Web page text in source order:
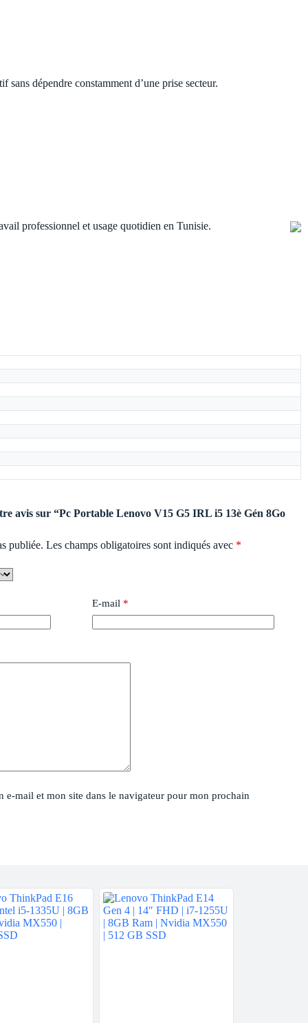
dépendre constamment d’une prise secteur.
professionnel et usage quotidien en Tunisie.
avis sur “Pc Portable Lenovo V15 G5 IRL i5 13è Gén 8Go
publiée. Les champs obligatoires sont indiqués avec *
E-mail*
e-mail et mon site dans le navigateur pour mon prochain